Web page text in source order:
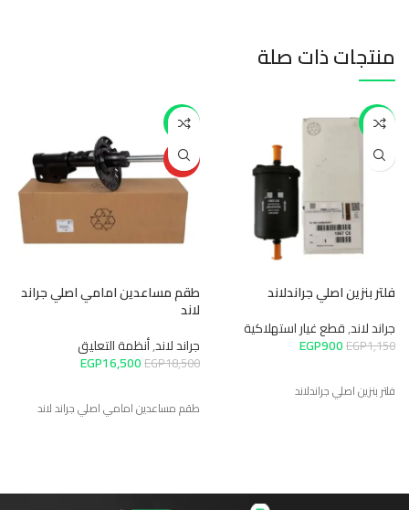
منتجات ذات صلة
-22%
فلتر بنزين اصلي جراندلاند
جراند لاند,قطع غيار استهلاكية
EGP1,150
EGP900
فلتر بنزين اصلي جراندلاند
-11%
HOT
طقم مساعدين امامي اصلي جراند
لاند
جراند لاند,أنظمة التعليق
EGP18,500
EGP16,500
طقم مساعدين امامي اصلي جراند لاند